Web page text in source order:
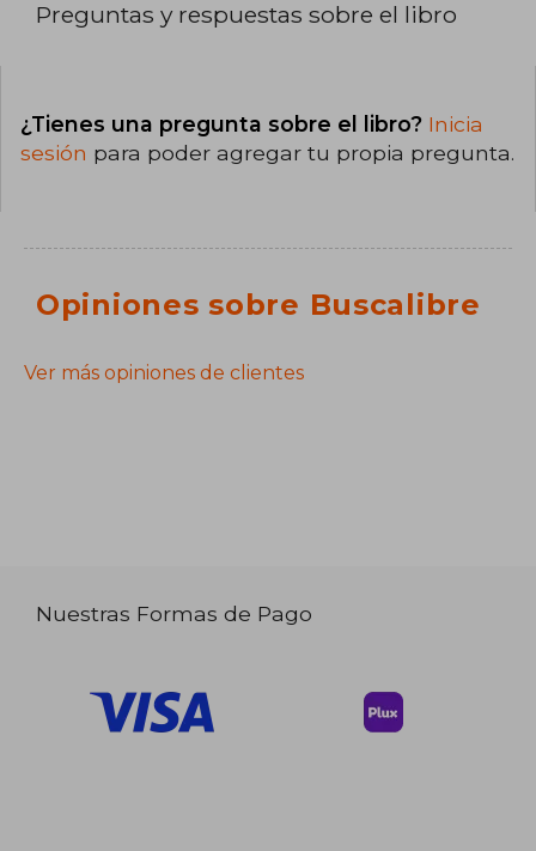
Preguntas y respuestas sobre el libro
¿Tienes una pregunta sobre el libro? Inicia
sesión para poder agregar tu propia pregunta.
Opiniones sobre Buscalibre
Ver más opiniones de clientes
Nuestras Formas de Pago